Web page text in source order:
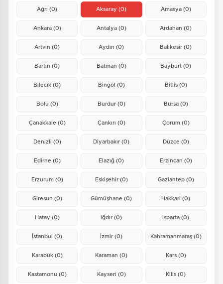
Ağrı(0) Aksaray(0) Amasya (0)
Ankara (0) Antalya (0) Ardahan(0)
Artvin(0) Aydın(0) Balıkesir(0)
Bartın(0) Batman (0) Bayburt(0)
Bilecik(0) Bingöl (0) Bitlis (0)
Bolu (0) Burdur (0) Bursa (0)
Çanakkale (0) Çankırı (0) Çorum (0)
Denizli (0) Diyarbakır(0) Düzce (0)
Edirne (0) Elazığ(0) Erzincan (0)
Erzurum (0) Eskişehir (0) Gaziantep (0)
Giresun (0) Gümüşhane(0) Hakkari(0)
Hatay (0) Iğdır(0) Isparta(0)
İstanbul(0) İzmir(0) Kahramanmaraş (0)
Karabük (0) Karaman(0) Kars (0)
Kastamonu (0) Kayseri (0) Kilis(0)